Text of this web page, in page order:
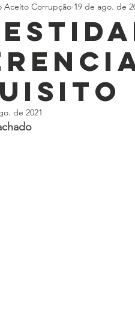
SBT News Rádio
Aceito Corrupção 19 de ago. de
de 2021